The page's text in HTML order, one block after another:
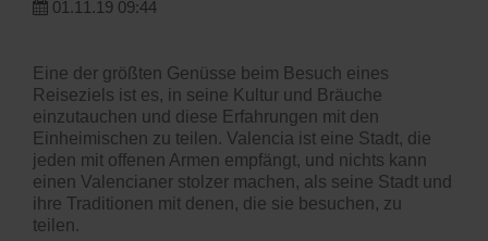
01.11.19 09:44
Eine der größten Genüsse beim Besuch eines
Reiseziels ist es, in seine Kultur und Bräuche
einzutauchen und diese Erfahrungen mit den
Einheimischen zu teilen. Valencia ist eine Stadt, die
jeden mit offenen Armen empfängt, und nichts kann
einen Valencianer stolzer machen, als seine Stadt und
ihre Traditionen mit denen, die sie besuchen, zu
teilen.